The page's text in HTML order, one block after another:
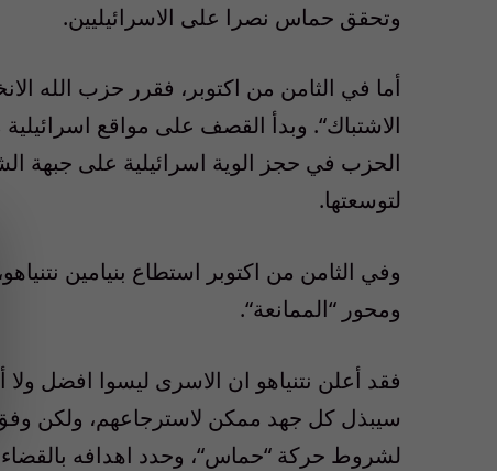
وتحقق حماس نصرا على الاسرائيليين.
أما في الثامن من اكتوبر، فقرر حزب الله
الاشتباك“. وبدأ القصف على مواقع
الحزب في حجز الوية اسرائيلية على جبهة
لتوسعتها.
وفي الثامن من اكتوبر استطاع بنيامين
ومحور “الممانعة“.
فقد أعلن نتنياهو ان الاسرى ليسوا افضل
سيبذل كل جهد ممكن لاسترجاعهم، ولكن
لشروط حركة “حماس“، وحدد اهدافه